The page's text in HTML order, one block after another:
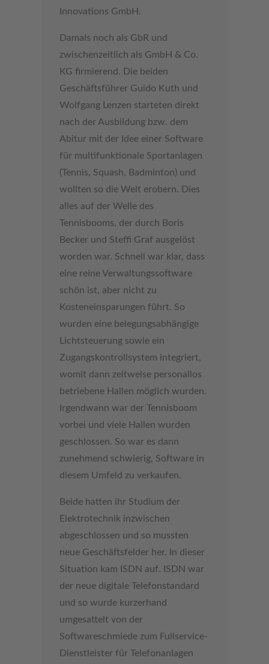
Innovations GmbH.
Damals noch als GbR und
zwischenzeitlich als GmbH & Co.
KG firmierend. Die beiden
Geschäftsführer Guido Kuth und
Wolfgang Lenzen starteten direkt
nach der Ausbildung bzw. dem
Abitur mit der Idee einer Software
für multifunktionale Sportanlagen
(Tennis, Squash, Badminton) und
wollten so die Welt erobern. Dies
alles auf der Welle des
Tennisbooms, der durch Boris
Becker und Steffi Graf ausgelöst
worden war. Schnell war klar, dass
eine reine Verwaltungssoftware
schön ist, aber nicht zu
Kosteneinsparungen führt. So
wurden eine belegungsabhängige
Lichtsteuerung sowie ein
Zugangskontrollsystem integriert,
womit dann zeitweise personallos
betriebene Hallen möglich wurden.
Irgendwann war der Tennisboom
vorbei und viele Hallen wurden
geschlossen. So war es dann
zunehmend schwierig, Software in
diesem Umfeld zu verkaufen.
Beide hatten ihr Studium der
Elektrotechnik inzwischen
abgeschlossen und so mussten
neue Geschäftsfelder her. In dieser
Situation kam ISDN auf. ISDN war
der neue digitale Telefonstandard
und so wurde kurzerhand
umgesattelt von der
Softwareschmiede zum Fullservice-
Dienstleister für Telefonanlagen